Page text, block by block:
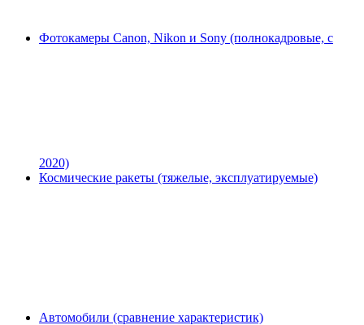
Фотокамеры Canon, Nikon и Sony (полнокадровые, с
2020)
Космические ракеты (тяжелые, эксплуатируемые)
Автомобили (сравнение характеристик)